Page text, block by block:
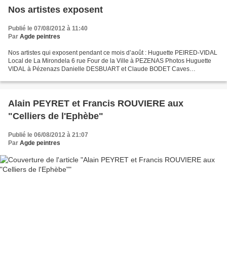
Nos artistes exposent
Publié le 07/08/2012 à 11:40
Par Agde peintres
Nos artistes qui exposent pendant ce mois d’août : Huguette PEIRED-VIDAL
Local de La Mirondela 6 rue Four de la Ville à PEZENAS Photos Huguette
VIDAL à Pézenazs Danielle DESBUART et Claude BODET Caves
Alain PEYRET et Francis ROUVIERE aux
"Celliers de l'Ephèbe"
Publié le 06/08/2012 à 21:07
Par Agde peintres